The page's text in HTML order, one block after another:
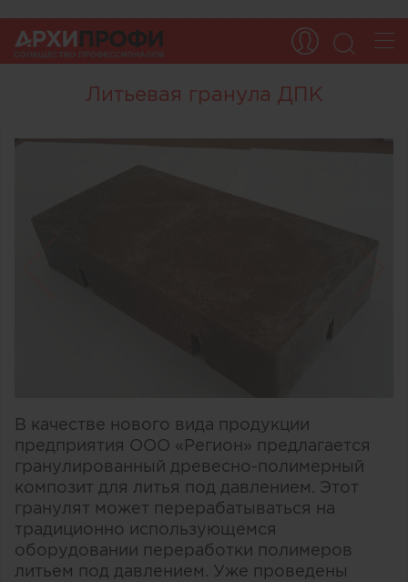
Литьевая гранула ДПК
В качестве нового вида продукции
предприятия ООО «Регион» предлагается
гранулированный древесно-полимерный
композит для литья под давлением. Этот
гранулят может перерабатываться на
традиционно использующемся
оборудовании переработки полимеров
литьем под давлением. Уже проведены